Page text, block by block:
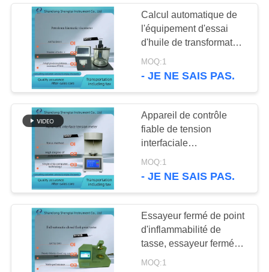
Équipement d'essai
d'huile de table
220
Instruments
d'analyse chimique
les tâches
Calcul automatique de
l'équipement d'essai
d'huile de transformateur
SH112 d'essai de quatre
trous pour le viscomètre
MOQ:1
- JE NE SAIS PAS.
Appareil de contrôle
fiable de tension
interfaciale
d'équipement d'essai
d'huile de transformateur
MOQ:1
- JE NE SAIS PAS.
Essayeur fermé de point
d'inflammabilité de
tasse, essayeur fermé
de tasse de Pensky-
MOQ:1